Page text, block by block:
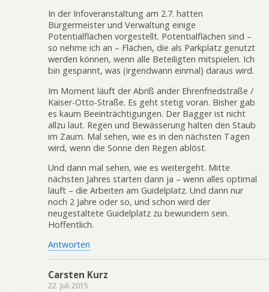
In der Infoveranstaltung am 2.7. hatten
Bürgermeister und Verwaltung einige
Potentialflächen vorgestellt. Potentialflächen sind –
so nehme ich an – Flächen, die als Parkplatz genutzt
werden können, wenn alle Beteiligten mitspielen. Ich
bin gespannt, was (irgendwann einmal) daraus wird.
Im Moment läuft der Abriß ander Ehrenfriedstraße /
Kaiser-Otto-Straße. Es geht stetig voran. Bisher gab
es kaum Beeinträchtigungen. Der Bagger ist nicht
allzu laut. Regen und Bewässerung halten den Staub
im Zaum. Mal sehen, wie es in den nächsten Tagen
wird, wenn die Sonne den Regen ablöst.
Und dann mal sehen, wie es weitergeht. Mitte
nächsten Jahres starten dann ja – wenn alles optimal
läuft – die Arbeiten am Guidelplatz. Und dann nur
noch 2 Jahre oder so, und schon wird der
neugestaltete Guidelplatz zu bewundern sein.
Hoffentlich.
Antworten
Carsten Kurz
22. Juli 2015